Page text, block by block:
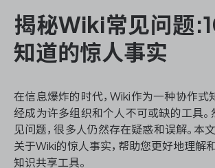
IPD 研发管理
ASPICE 研发管理
揭秘Wiki常见问题
知道的惊人事实
在信息爆炸的时代，Wiki作为一种协作式
经成为许多组织和个人不可或缺的工具。
见问题，很多人仍然存在疑惑和误解。本
关于Wiki的惊人事实，帮助您更好地理解
知识共享工具。